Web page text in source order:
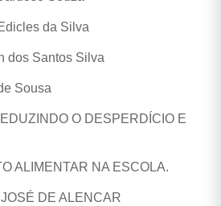
da Silva
dos Santos Silva
Sousa
O DESPERDÍCIO E
ALIMENTAR NA ESCOLA.
DE ALENCAR